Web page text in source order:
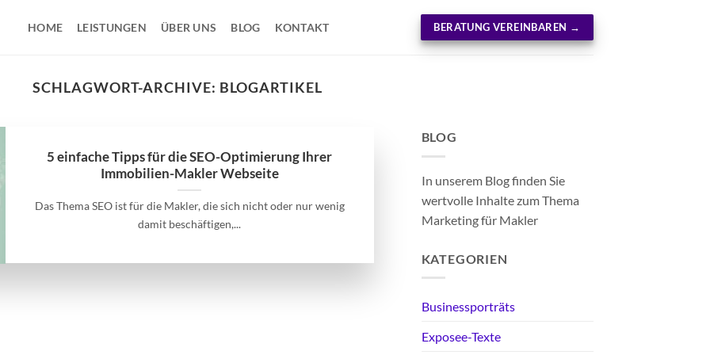
HOME LEISTUNGEN ÜBER UNS BLOG KONTAKT BERATUNG VEREINBAREN →
SCHLAGWORT-ARCHIVE: BLOGARTIKEL
5 einfache Tipps für die SEO-Optimierung Ihrer
Immobilien-Makler Webseite
Das Thema SEO ist für die Makler, die sich nicht oder nur wenig
damit beschäftigen,...
BLOG
In unserem Blog finden Sie
wertvolle Inhalte zum Thema
Marketing für Makler
KATEGORIEN
Businessporträts
Exposee-Texte